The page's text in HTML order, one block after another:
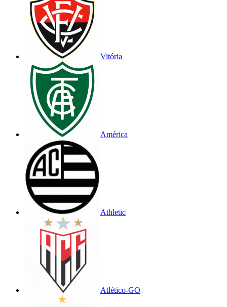
Vitória
América
Athletic
Atlético-GO